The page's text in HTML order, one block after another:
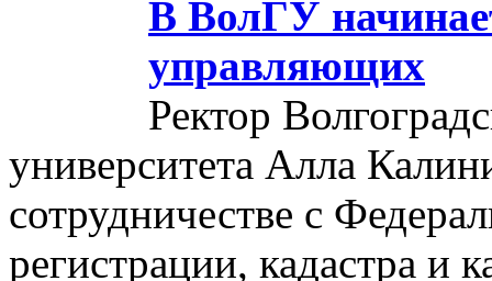
В ВолГУ
управляющих
Ректор
университета Алла
сотрудничестве с
регистрации, кадастра и